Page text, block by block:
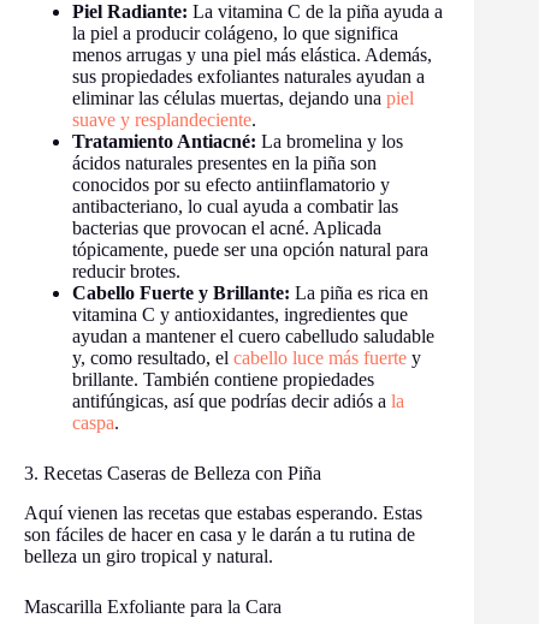
Piel Radiante: La vitamina C de la piña ayuda a
la piel a producir colágeno, lo que significa
menos arrugas y una piel más elástica. Además,
sus propiedades exfoliantes naturales ayudan a
eliminar las células muertas, dejando una piel
suave y resplandeciente.
Tratamiento Antiacné: La bromelina y los
ácidos naturales presentes en la piña son
conocidos por su efecto antiinflamatorio y
antibacteriano, lo cual ayuda a combatir las
bacterias que provocan el acné. Aplicada
tópicamente, puede ser una opción natural para
reducir brotes.
Cabello Fuerte y Brillante: La piña es rica en
vitamina C y antioxidantes, ingredientes que
ayudan a mantener el cuero cabelludo saludable
y, como resultado, el cabello luce más fuerte y
brillante. También contiene propiedades
antifúngicas, así que podrías decir adiós a la
caspa.
3. Recetas Caseras de Belleza con Piña
Aquí vienen las recetas que estabas esperando. Estas
son fáciles de hacer en casa y le darán a tu rutina de
belleza un giro tropical y natural.
Mascarilla Exfoliante para la Cara